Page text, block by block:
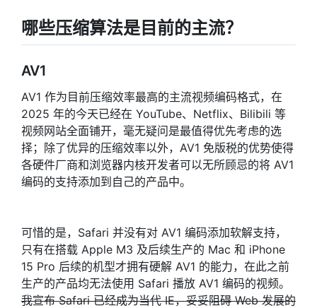
哪些压缩算法是目前的主流？
AV1
AV1 作为目前压缩效率最高的主流视频编码格式，在
2025 年的今天已经在 YouTube、Netflix、Bilibili 等
视频网站全面铺开，毫无疑问是最值得优先考虑的选
择；除了优异的压缩效率以外，AV1 免版税的优势使得
各硬件厂商和浏览器内核开发者可以无所顾忌的将 AV1
编码的支持添加到自己的产品中。
可惜的是，Safari 并没有对 AV1 编码添加软解支持，
只有在搭载 Apple M3 及后续生产的 Mac 和 iPhone
15 Pro 后续的机型才拥有硬解 AV1 的能力，在此之前
生产的产品均无法使用 Safari 播放 AV1 编码的视频。
我宣布 Safari 已经成为当代 IE，妥妥阻碍 Web 发展的